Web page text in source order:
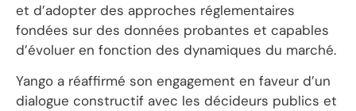
et d’adopter des approches réglementaires
fondées sur des données probantes et capables
d’évoluer en fonction des dynamiques du marché.
Yango a réaffirmé son engagement en faveur d’un
dialogue constructif avec les décideurs publics et